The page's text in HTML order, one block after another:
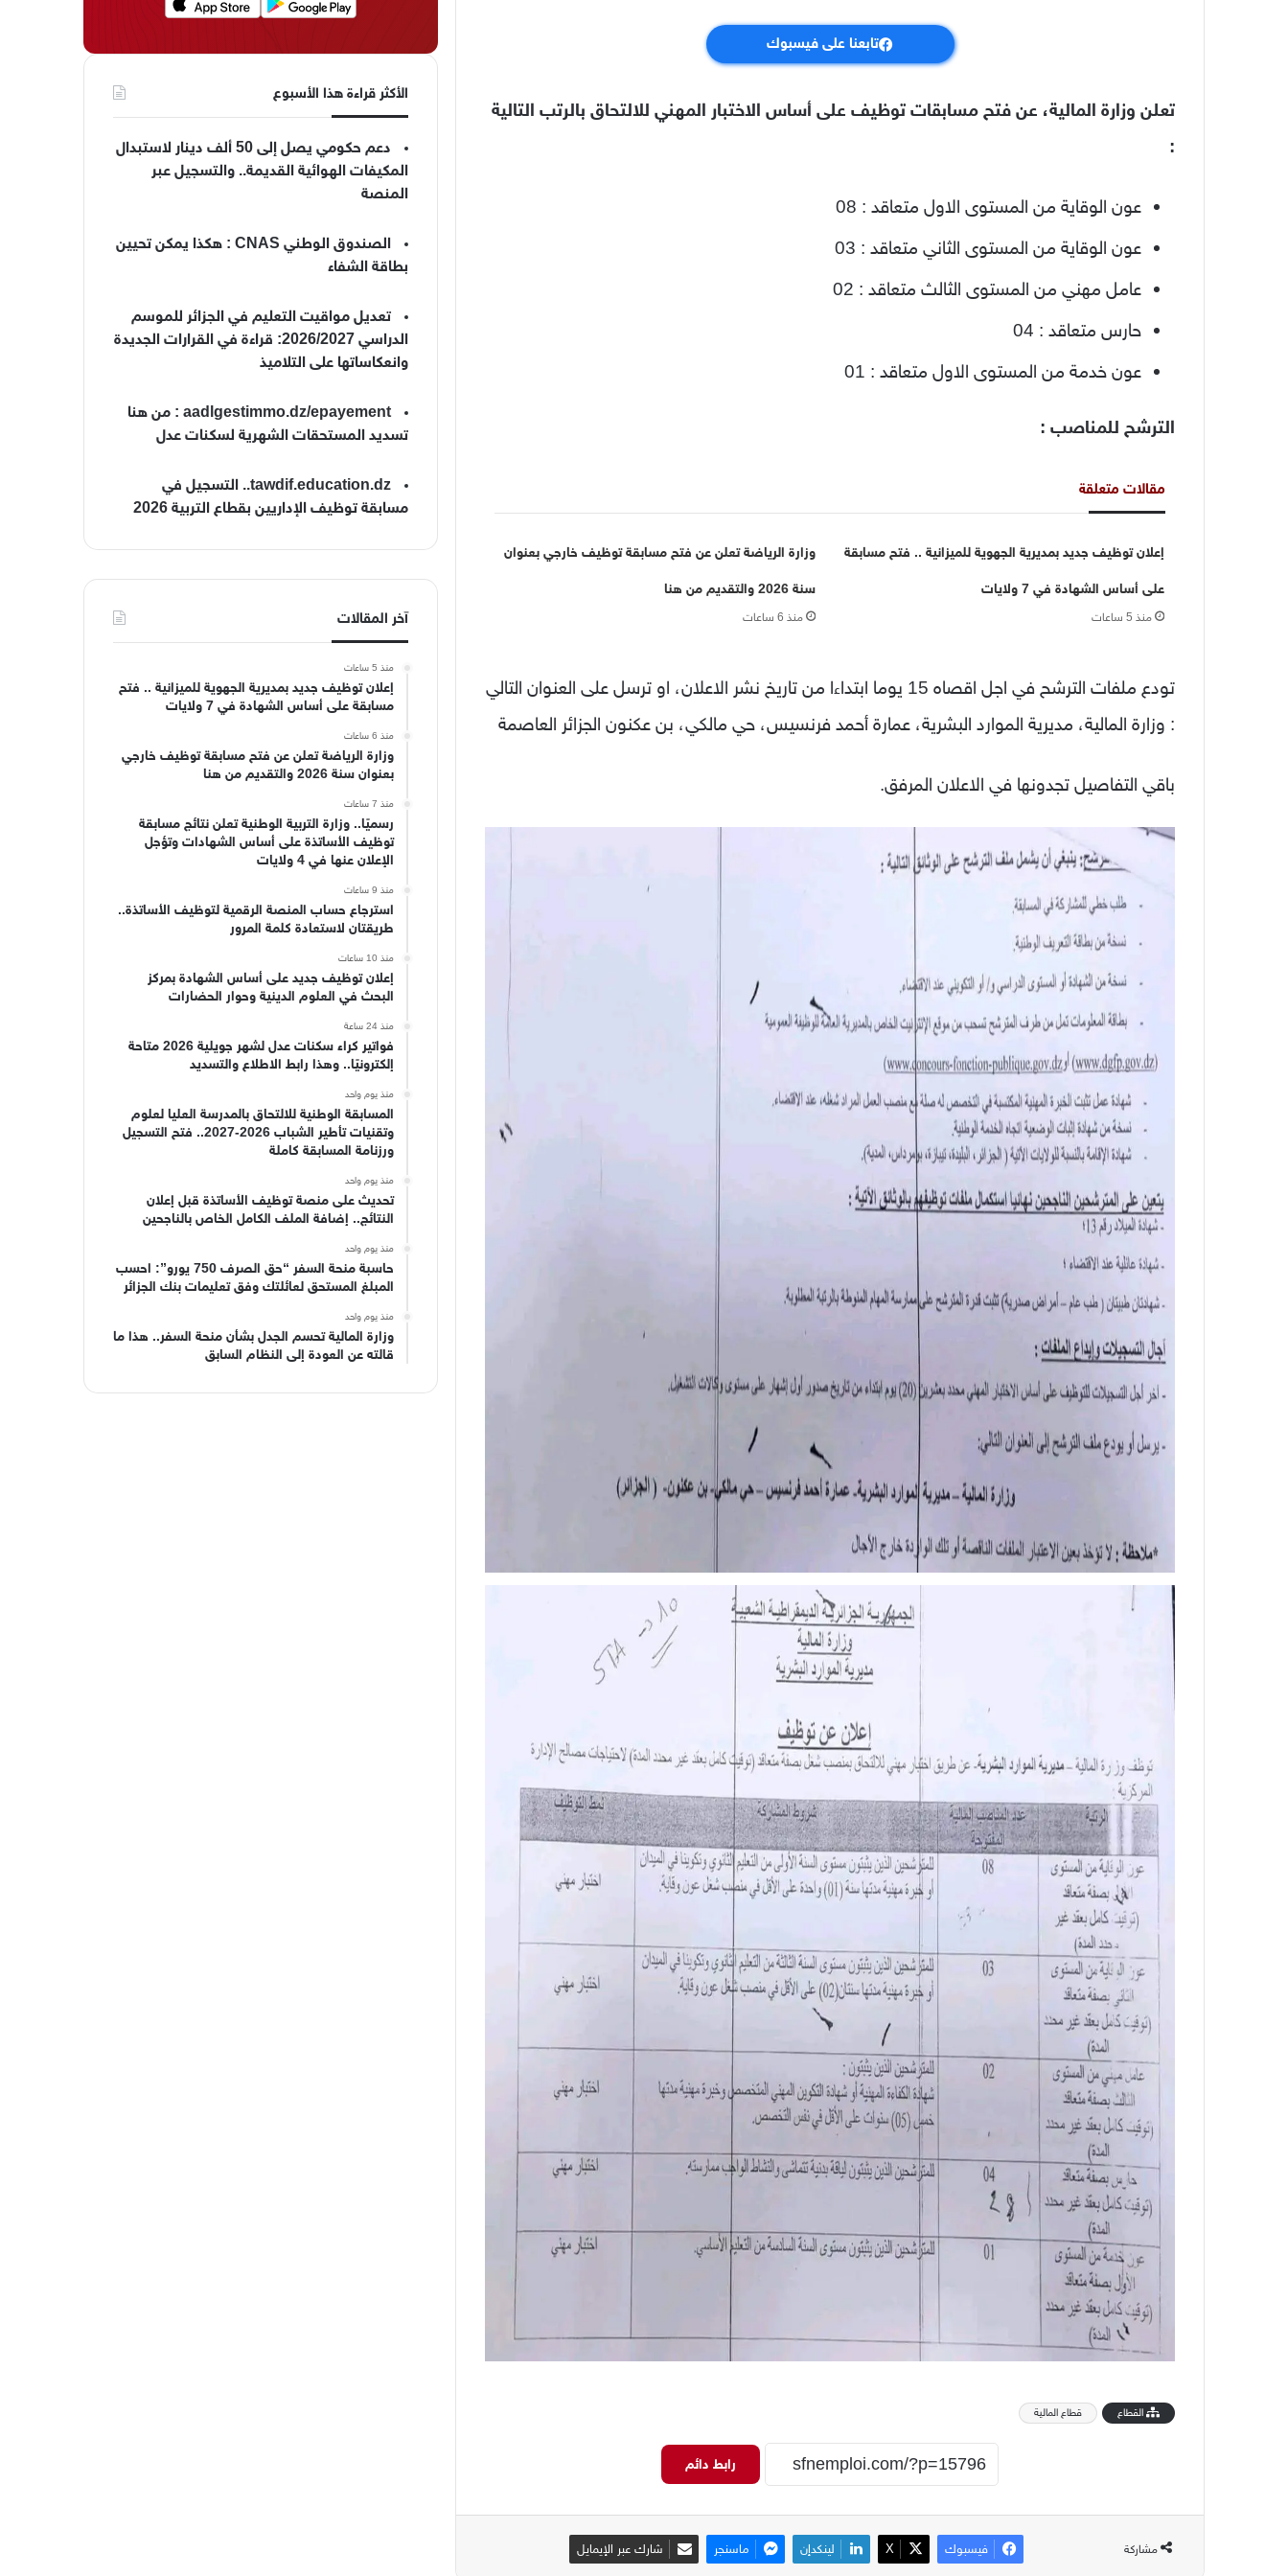
تابعنا على فيسبوك
تعلن وزارة المالية، عن فتح مسابقات توظيف على أساس الاختبار المهني للالتحاق بالرتب التالية
:
عون الوقاية من المستوى الاول متعاقد : 08
عون الوقاية من المستوى الثاني متعاقد : 03
عامل مهني من المستوى الثالث متعاقد : 02
حارس متعاقد : 04
عون خدمة من المستوى الاول متعاقد : 01
الترشح للمناصب :
مقالات متعلقة
إعلان توظيف جديد بمديرية الجهوية للميزانية .. فتح مسابقة
على أساس الشهادة في 7 ولايات
منذ 5 ساعات
وزارة الرياضة تعلن عن فتح مسابقة توظيف خارجي بعنوان
سنة 2026 والتقديم من هنا
منذ 6 ساعات
تودع ملفات الترشح في اجل اقصاه 15 يوما ابتداءا من تاريخ نشر الاعلان، او ترسل على العنوان التالي
: وزارة المالية، مديرية الموارد البشرية، عمارة أحمد فرنسيس، حي مالكي، بن عكنون الجزائر العاصمة
باقي التفاصيل تجدونها في الاعلان المرفق.
القطاع قطاع المالية
رابط دائم
مشاركة فيسبوك ‫X لينكدإن ماسنجر شارك عبر الإيمايل
الأكثر قراءة هذا الأسبوع
دعم حكومي يصل إلى 50 ألف دينار لاستبدال
المكيفات الهوائية القديمة.. والتسجيل عبر
المنصة
الصندوق الوطني CNAS : هكذا يمكن تحيين
بطاقة الشفاء
تعديل مواقيت التعليم في الجزائر للموسم
الدراسي 2026/2027: قراءة في القرارات الجديدة
وانعكاساتها على التلاميذ
aadlgestimmo.dz/epayement : من هنا
تسديد المستحقات الشهرية لسكنات عدل
tawdif.education.dz.. التسجيل في
مسابقة توظيف الإداريين بقطاع التربية 2026
آخر المقالات
منذ 5 ساعات
إعلان توظيف جديد بمديرية الجهوية للميزانية .. فتح
مسابقة على أساس الشهادة في 7 ولايات
منذ 6 ساعات
وزارة الرياضة تعلن عن فتح مسابقة توظيف خارجي
بعنوان سنة 2026 والتقديم من هنا
منذ 7 ساعات
رسميًا.. وزارة التربية الوطنية تعلن نتائج مسابقة
توظيف الأساتذة على أساس الشهادات وتؤجل
الإعلان عنها في 4 ولايات
منذ 9 ساعات
استرجاع حساب المنصة الرقمية لتوظيف الأساتذة..
طريقتان لاستعادة كلمة المرور
منذ 10 ساعات
إعلان توظيف جديد على أساس الشهادة بمركز
البحث في العلوم الدينية وحوار الحضارات
منذ 24 ساعة
فواتير كراء سكنات عدل لشهر جويلية 2026 متاحة
إلكترونيًا.. وهذا رابط الاطلاع والتسديد
منذ يوم واحد
المسابقة الوطنية للالتحاق بالمدرسة العليا لعلوم
وتقنيات تأطير الشباب 2026-2027.. فتح التسجيل
ورزنامة المسابقة كاملة
منذ يوم واحد
تحديث على منصة توظيف الأساتذة قبل إعلان
النتائج.. إضافة الملف الكامل الخاص بالناجحين
منذ يوم واحد
حاسبة منحة السفر “حق الصرف 750 يورو”: احسب
المبلغ المستحق لعائلتك وفق تعليمات بنك الجزائر
منذ يوم واحد
وزارة المالية تحسم الجدل بشأن منحة السفر.. هذا ما
قالته عن العودة إلى النظام السابق